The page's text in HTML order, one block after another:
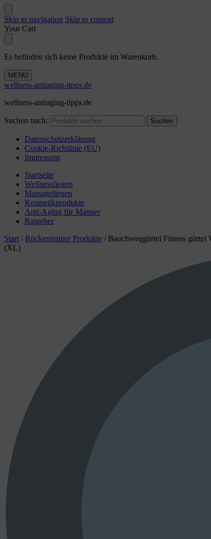
Skip to navigation Skip to content
Your Cart
Es befinden sich keine Produkte im Warenkorb.
MENU
wellness-antiaging-tipps.de
wellness-antiaging-tipps.de
Suchen nach: Suchen
Datenschutzerklärung
Cookie-Richtlinie (EU)
Impressum
Startseite
Wellnessliegen
Massageliegen
Kosmetikprodukte
Anti-Aging für Männer
Ratgeber
Start / Rückentrainer Produkte / Bauchweggürtel Fitness gürtel
(XL)